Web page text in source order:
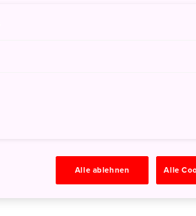
Ein Regenbogen
Tsubame sendet
25. August 2020 JNTO - Japan
Alle ablehnen Alle